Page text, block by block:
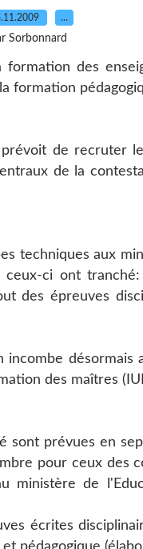
…
Sorbonnard
des
formation
de recruter
de la
techniques aux
ceux-ci ont
des épreuves
désormais
des maîtres
sont prévues en
pour ceux des
ministère de
écrites